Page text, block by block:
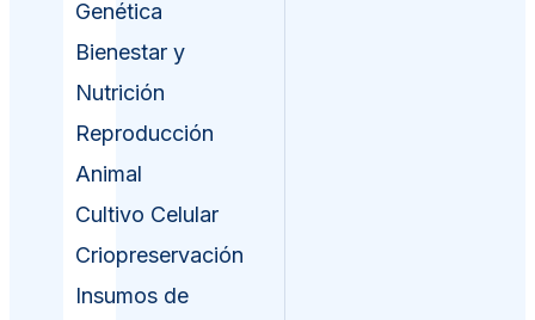
Genética
Bienestar y
Nutrición
Reproducción
Animal
Cultivo Celular
Criopreservación
Insumos de